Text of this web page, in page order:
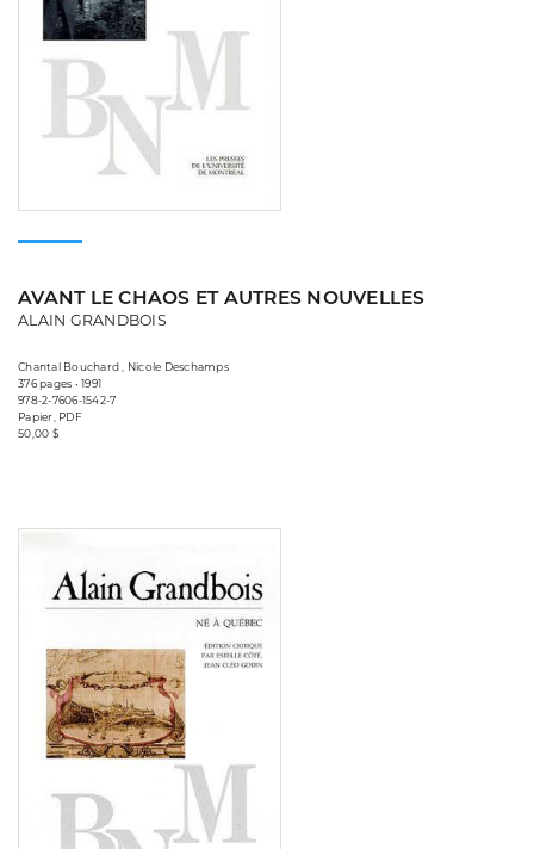
AVANT LE CHAOS ET AUTRES NOUVELLES
ALAIN GRANDBOIS
Chantal Bouchard , Nicole Deschamps
376 pages • 1991
978-2-7606-1542-7
Papier, PDF
50,00 $